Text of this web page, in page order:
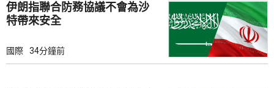
伊朗指聯合防務協議不會為沙
特帶來安全
國際 34分鐘前